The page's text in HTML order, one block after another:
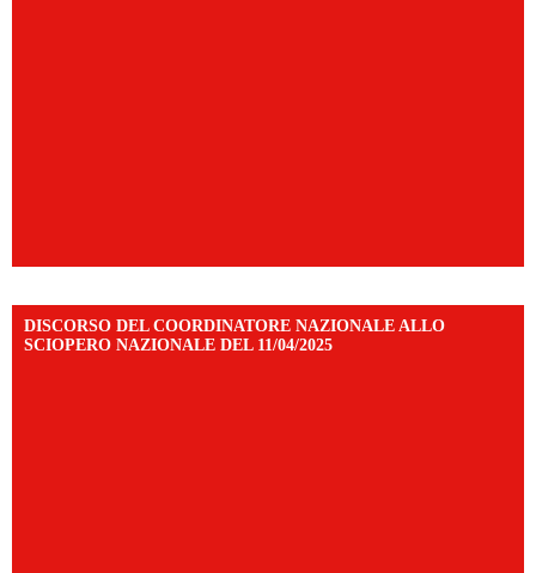
DISCORSO DEL COORDINATORE NAZIONALE ALLO
SCIOPERO NAZIONALE DEL 11/04/2025